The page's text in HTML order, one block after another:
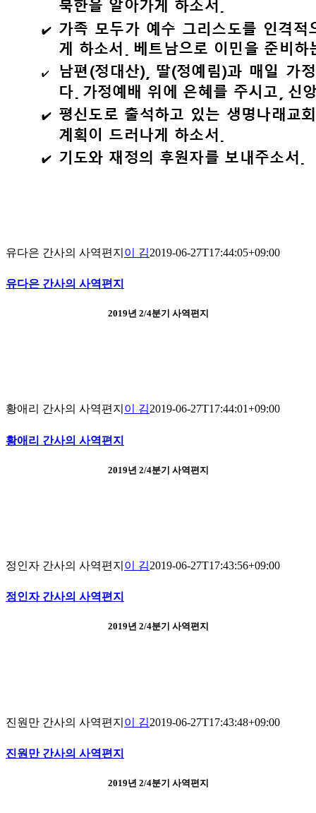
유다은 간사의 사역편지 이 김2019-06-27T17:44:05+09:00
유다은 간사의 사역편지
2019년 2/4분기 사역편지
황애리 간사의 사역편지 이 김2019-06-27T17:44:01+09:00
황애리 간사의 사역편지
2019년 2/4분기 사역편지
정인자 간사의 사역편지 이 김2019-06-27T17:43:56+09:00
정인자 간사의 사역편지
2019년 2/4분기 사역편지
진원만 간사의 사역편지 이 김2019-06-27T17:43:48+09:00
진원만 간사의 사역편지
2019년 2/4분기 사역편지